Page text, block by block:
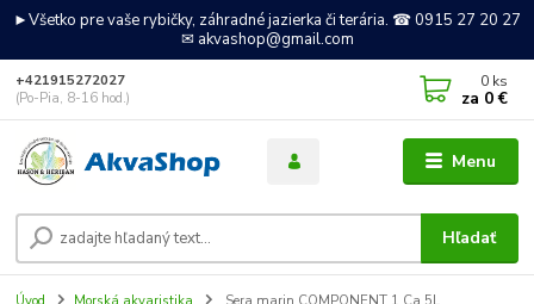
►Všetko pre vaše rybičky, záhradné jazierka či terária. ☎ 0915 27 20 27
✉ akvashop@gmail.com
Menu
Hľadať
+421915272027
(Po-Pia, 8-16 hod.)
0 ks
za 0 €